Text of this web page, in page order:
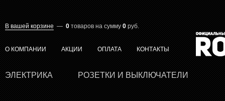
В вашей корзине — 0 товаров на сумму 0 руб.
О КОМПАНИИ АКЦИИ ОПЛАТА КОНТАКТЫ
ЭЛЕКТРИКА РОЗЕТКИ И ВЫКЛЮЧАТЕЛИ